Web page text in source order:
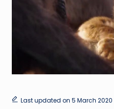
Last updated on 5 March 2020